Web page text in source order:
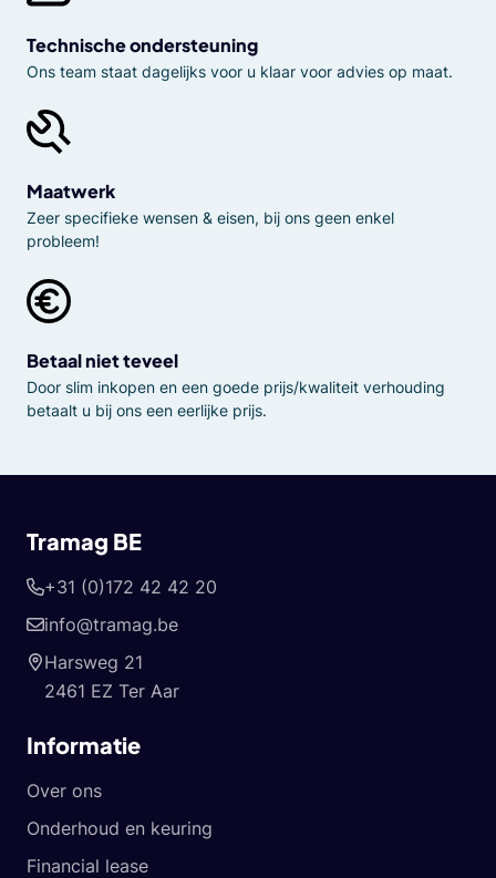
Technische ondersteuning
Ons team staat dagelijks voor u klaar voor advies op maat.
Maatwerk
Zeer specifieke wensen & eisen, bij ons geen enkel
probleem!
Betaal niet teveel
Door slim inkopen en een goede prijs/kwaliteit verhouding
betaalt u bij ons een eerlijke prijs.
Tramag BE
+31 (0)172 42 42 20
info@tramag.be
Harsweg 21
2461 EZ Ter Aar
Informatie
Over ons
Onderhoud en keuring
Financial lease